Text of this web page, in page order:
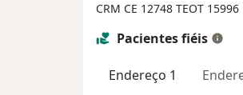
CRM CE 12748 TEOT 15996
Pacientes fiéis
Endereço 1